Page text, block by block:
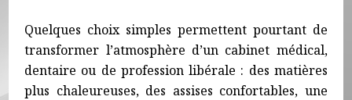
Quelques choix simples permettent pourtant de
transformer l’atmosphère d’un cabinet médical,
dentaire ou de profession libérale : des matières
plus chaleureuses, des assises confortables, une